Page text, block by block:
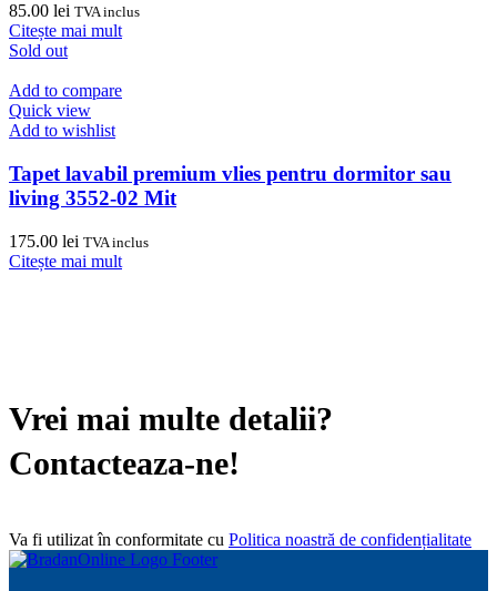
85.00 lei TVA inclus
Citește mai mult
Sold out
Add to compare
Quick view
Add to wishlist
Tapet lavabil premium vlies pentru dormitor sau
living 3552-02 Mit
175.00 lei TVA inclus
Citește mai mult
Vrei mai multe detalii?
Contacteaza-ne!
Va fi utilizat în conformitate cu Politica noastră de confidențialitate